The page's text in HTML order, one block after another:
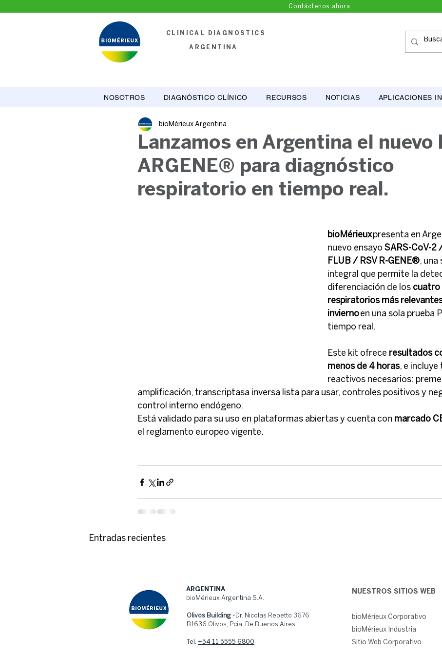
Contáctenos ahora
CLINICAL DIAGNOSTICS
ARGENTINA
NOSOTROS DIAGNÓSTICO CLÍNICO RECURSOS NOTICIAS APLICACIONES
Lanzamos en Argentina el nuevo
ARGENE® para diagnóstico
respiratorio en tiempo real.
bioMérieux Argentina
bioMérieux presenta en
nuevo ensayo SARS-CoV-2
FLUB / RSV R-GENE®, una
integral que permite la
diferenciación de los cuatro
respiratorios más
invierno en una sola prueba
tiempo real.
Este kit ofrece resultados
menos de 4 horas, e
reactivos necesarios:
amplificación, transcriptasa inversa lista para usar, controles positivos y
control interno endógeno.
Está validado para su uso en plataformas abiertas y cuenta con marcado
el reglamento europeo vigente.
Entradas recientes
ARGENTINA
bioMérieux Argentina S.A.
Olivos Building - Dr. Nicolas Repetto 3676
B1636 Olivos, Pcia. De Buenos Aires
Tel. +54 11 5555 6800
NUESTROS SITIOS WEB
bioMérieux Corporativo
bioMérieux Industria
Sitio Web Corporativo